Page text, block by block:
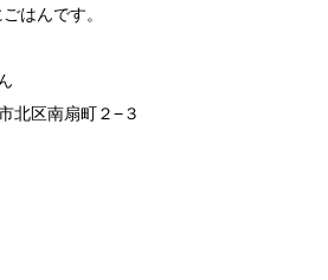
はんです。
北区南扇町２−３